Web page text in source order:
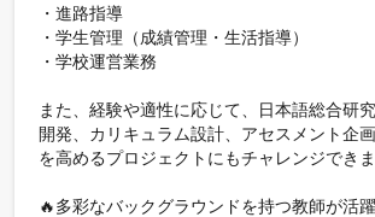
・進路指導
・学生管理（成績管理・生活指導）
・学校運営業務
また、経験や適性に応じて、日本語総合研
開発、カリキュラム設計、アセスメント企
を高めるプロジェクトにもチャレンジできま
🔥多彩なバックグラウンドを持つ教師が活躍